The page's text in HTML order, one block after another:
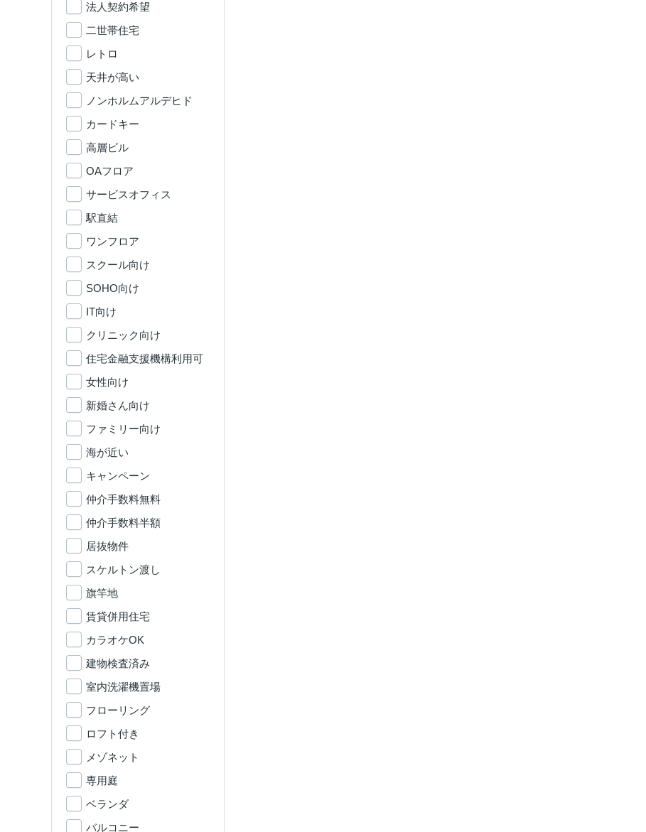
法人契約希望
二世帯住宅
レトロ
天井が高い
ノンホルムアルデヒド
カードキー
高層ビル
OAフロア
サービスオフィス
駅直結
ワンフロア
スクール向け
SOHO向け
IT向け
クリニック向け
住宅金融支援機構利用可
女性向け
新婚さん向け
ファミリー向け
海が近い
キャンペーン
仲介手数料無料
仲介手数料半額
居抜物件
スケルトン渡し
旗竿地
賃貸併用住宅
カラオケOK
建物検査済み
室内洗濯機置場
フローリング
ロフト付き
メゾネット
専用庭
ベランダ
バルコニー